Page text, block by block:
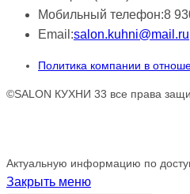
Мобильный телефон:8
Email:salon.kuhni@mail.ru
Политика компании в
©SALON КУХНИ 33 все права
Актуальную информацию по
Закрыть меню